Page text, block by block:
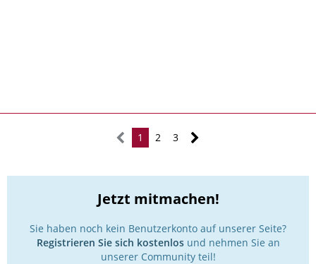
1 2 3
Jetzt mitmachen!
Sie haben noch kein Benutzerkonto auf unserer Seite?
Registrieren Sie sich kostenlosund nehmen Sie an
unserer Community teil!